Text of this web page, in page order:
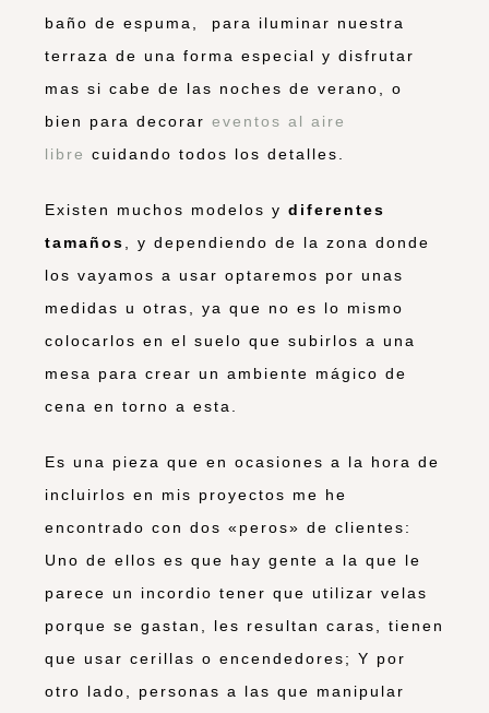
baño de espuma, para iluminar nuestra
terraza de una forma especial y disfrutar
mas si cabe de las noches de verano, o
bien para decorar eventos al aire
libre cuidando todos los detalles.
Existen muchos modelos y diferentes
tamaños
, y dependiendo de la zona donde
los vayamos a usar optaremos por unas
medidas u otras, ya que no es lo mismo
colocarlos en el suelo que subirlos a una
mesa para crear un ambiente mágico de
cena en torno a esta.
Es una pieza que en ocasiones a la hora de
incluirlos en mis proyectos me he
encontrado con dos «peros» de clientes:
Uno de ellos es que hay gente a la que le
parece un incordio tener que utilizar velas
porque se gastan, les resultan caras, tienen
que usar cerillas o encendedores; Y por
otro lado, personas a las que manipular